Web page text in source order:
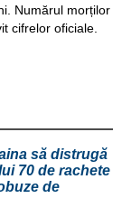
​​​​​​​Numărul morților
cifrelor oficiale.
să distrugă
70 de rachete
de